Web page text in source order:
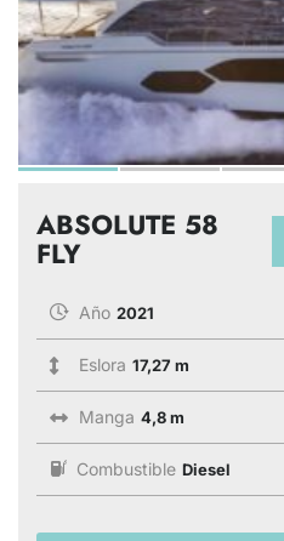
ABSOLUTE 58
FLY
Año 2021
Eslora 17,27 m
Manga 4,8 m
Combustible Diesel